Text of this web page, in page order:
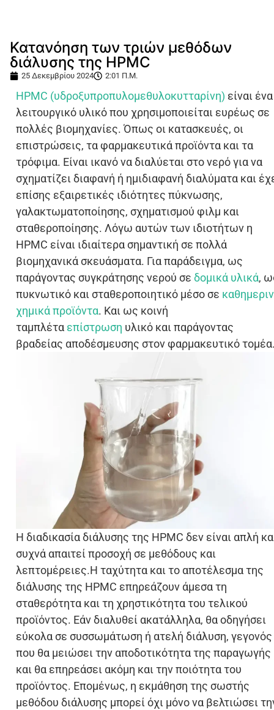
Κατανόηση των τριών μεθόδων
διάλυσης της HPMC
25 Δεκεμβρίου 2024 2:01 Π.Μ.
HPMC (υδροξυπροπυλομεθυλοκυτταρίνη) είναι ένα
λειτουργικό υλικό που χρησιμοποιείται ευρέως σε
πολλές βιομηχανίες. Όπως οι κατασκευές, οι
επιστρώσεις, τα φαρμακευτικά προϊόντα και τα
τρόφιμα. Είναι ικανό να διαλύεται στο νερό για να
σχηματίζει διαφανή ή ημιδιαφανή διαλύματα και
επίσης εξαιρετικές ιδιότητες πύκνωσης,
γαλακτωματοποίησης, σχηματισμού φιλμ και
σταθεροποίησης. Λόγω αυτών των ιδιοτήτων η
HPMC είναι ιδιαίτερα σημαντική σε πολλά
βιομηχανικά σκευάσματα. Για παράδειγμα, ως
παράγοντας συγκράτησης νερού σε δομικά υλικά,
πυκνωτικό και σταθεροποιητικό μέσο σε
χημικά προϊόντα. Και ως κοινή
ταμπλέτα επίστρωση υλικό και παράγοντας
βραδείας αποδέσμευσης στον φαρμακευτικό
Η διαδικασία διάλυσης της HPMC δεν είναι απλή
συχνά απαιτεί προσοχή σε μεθόδους και
λεπτομέρειες.Η ταχύτητα και το αποτέλεσμα της
διάλυσης της HPMC επηρεάζουν άμεσα τη
σταθερότητα και τη χρηστικότητα του τελικού
προϊόντος. Εάν διαλυθεί ακατάλληλα, θα οδηγήσει
εύκολα σε συσσωμάτωση ή ατελή διάλυση, γεγονός
που θα μειώσει την αποδοτικότητα της παραγωγής
και θα επηρεάσει ακόμη και την ποιότητα του
προϊόντος. Επομένως, η εκμάθηση της σωστής
μεθόδου διάλυσης μπορεί όχι μόνο να βελτιώσει